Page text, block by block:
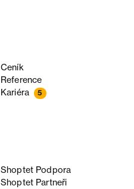
Ceník
Reference
Kariéra 5
Shoptet Podpora
Shoptet Partneři